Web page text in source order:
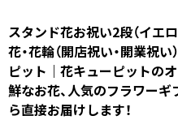
スタンド花お祝い2段（イエ
花・花輪（開店祝い・開業祝
ピット｜花キューピットの
鮮なお花、人気のフラワー
ら直接お届けします！